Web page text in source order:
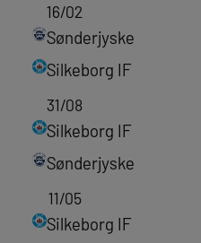
16/02
Sønderjyske
Silkeborg IF
31/08
Silkeborg IF
Sønderjyske
11/05
Silkeborg IF